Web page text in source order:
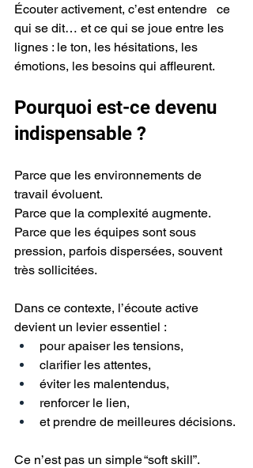
Écouter activement, c’est entendre   ce
qui se dit… et ce qui se joue entre les
lignes : le ton, les hésitations, les
émotions, les besoins qui affleurent.
Pourquoi est-ce devenu
indispensable ?
Parce que les environnements de
travail évoluent.
Parce que la complexité augmente.
Parce que les équipes sont sous
pression, parfois dispersées, souvent
très sollicitées.
Dans ce contexte, l’écoute active
devient un levier essentiel :
pour apaiser les tensions,
clarifier les attentes,
éviter les malentendus,
renforcer le lien,
et prendre de meilleures décisions.
Ce n’est pas un simple “soft skill”.